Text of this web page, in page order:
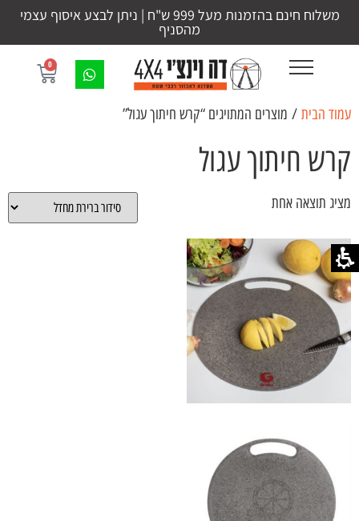
משלוח חינם בהזמנות מעל 999 ש"ח | ניתן לבצע איסוף עצמי
מהסניף
0
עמוד הבית / מוצרים המתויגים “קרש חיתוך עגול”
קרש חיתוך עגול
מציג תוצאה אחת